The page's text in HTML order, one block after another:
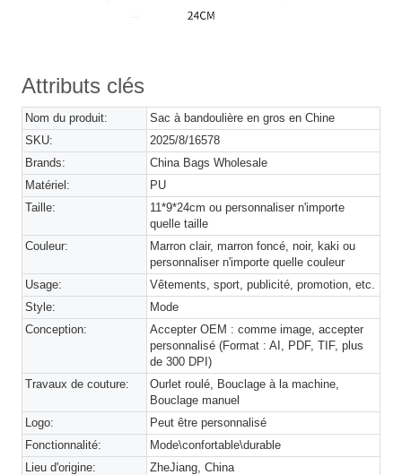
Attributs clés
Nom du produit:
Sac à bandoulière en gros en Chine
SKU:
2025/8/16578
Brands:
China Bags Wholesale
Matériel:
PU
Taille:
11*9*24cm ou personnaliser n'importe
quelle taille
Couleur:
Marron clair, marron foncé, noir, kaki ou
personnaliser n'importe quelle couleur
Usage:
Vêtements, sport, publicité, promotion, etc.
Style:
Mode
Conception:
Accepter OEM : comme image, accepter
personnalisé (Format : AI, PDF, TIF, plus
de 300 DPI)
Travaux de couture:
Ourlet roulé, Bouclage à la machine,
Bouclage manuel
Logo:
Peut être personnalisé
Fonctionnalité:
Mode\confortable\durable
Lieu d'origine:
ZheJiang, China